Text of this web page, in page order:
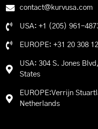
contact@kurvusa.com
USA: +1 (205) 961-
EUROPE: +31 20 308
USA: 304 S. Jones
States
EUROPE:Verrijn
Netherlands